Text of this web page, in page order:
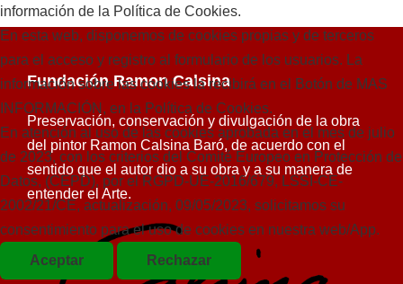
Fundación Ramon Calsina
Preservación, conservación y divulgación de la obra
del pintor Ramon Calsina Baró, de acuerdo con el
sentido que el autor dio a su obra y a su manera de
entender el Arte.
información de la Política de Cookies.
En esta web, disponemos de cookies propias y de terceros
para el acceso y registro al formulario de los usuarios. La
información sobre las cookies la recibirá en el Botón de MAS
INFORMACIÓN, en la Política de Cookies.
En atención al uso de las cookies aprobada en el mes de julio
de 2023, con los criterios del Comité Europeo en Protección de
Datos, (CEPD), por el RGPD-UE-2016/679, LSSI-CE-
2002/21/CE, actualización, 09/05/2023, solicitamos su
consentimiento para el uso de cookies en nuestra web/App.
Aceptar
Rechazar